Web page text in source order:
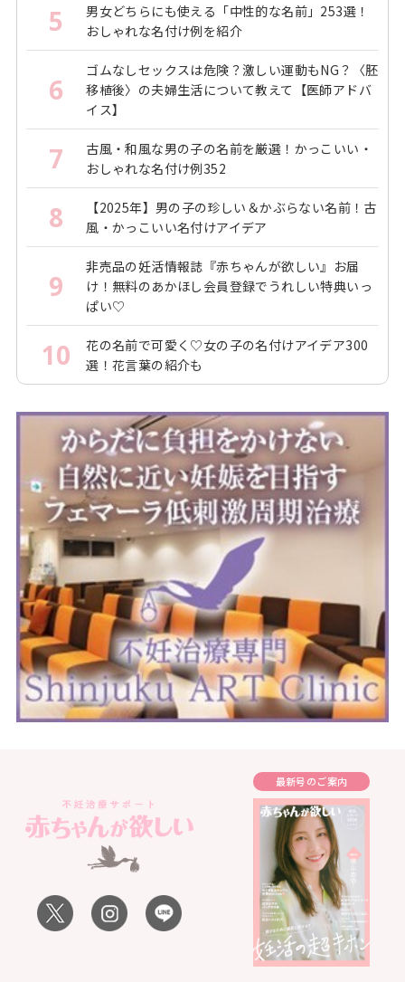
5
男女どちらにも使える「中性的な名前」253選！
おしゃれな名付け例を紹介
6
ゴムなしセックスは危険？激しい運動もNG？〈胚
移植後〉の夫婦生活について教えて【医師アドバ
イス】
7
古風・和風な男の子の名前を厳選！かっこいい・
おしゃれな名付け例352
8
【2025年】男の子の珍しい＆かぶらない名前！古
風・かっこいい名付けアイデア
9
非売品の妊活情報誌『赤ちゃんが欲しい』お届
け！無料のあかほし会員登録でうれしい特典いっ
ぱい♡
10
花の名前で可愛く♡女の子の名付けアイデア300
選！花言葉の紹介も
最新号のご案内